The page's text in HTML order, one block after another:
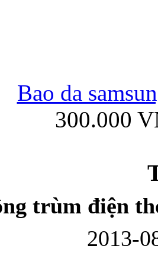
Bao da Samsung
Bao da
300.000
trùm điện
2013-